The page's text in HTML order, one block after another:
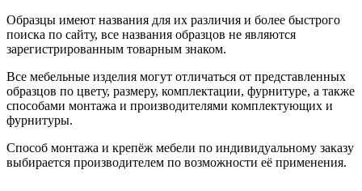
Образцы имеют названия для их различия и более быстрого
поиска по сайту, все названия образцов не являются
зарегистрированным товарным знаком.
Все мебельные изделия могут отличаться от представленных
образцов по цвету, размеру, комплектации, фурнитуре, а также
способами монтажа и производителями комплектующих и
фурнитуры.
Способ монтажа и крепёж мебели по индивидуальному заказу
выбирается производителем по возможности её применения.